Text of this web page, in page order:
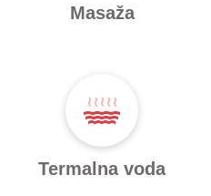
Masaža
Termalna voda